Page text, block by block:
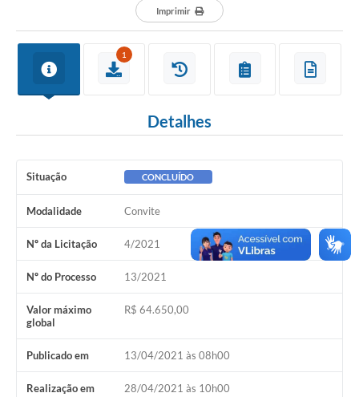
Imprimir
1
Detalhes
Situação CONCLUÍDO
Modalidade Convite
Nº da Licitação 4/2021
Nº do Processo 13/2021
Valor máximo
global
R$ 64.650,00
Publicado em 13/04/2021 às 08h00
Realização em 28/04/2021 às 10h00